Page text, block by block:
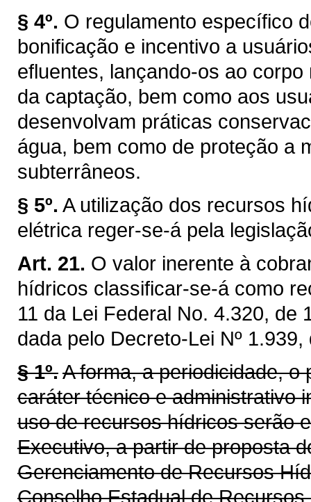
§ 4º. O regulamento específico
bonificação e incentivo a
efluentes, lançando-os ao
da captação, bem como aos
desenvolvam práticas
água, bem como de proteção a
subterrâneos.
§ 5º. A utilização dos recursos
elétrica reger-se-á pela
Art. 21. O valor inerente à
hídricos classificar-se-á como
11 da Lei Federal No. 4.320, de
dada pelo Decreto-Lei Nº
§ 1º.A forma, a periodicidade,
caráter técnico e administrativo
uso de recursos hídricos serão
Executivo, a partir de proposta
Gerenciamento de Recursos
Conselho Estadual de